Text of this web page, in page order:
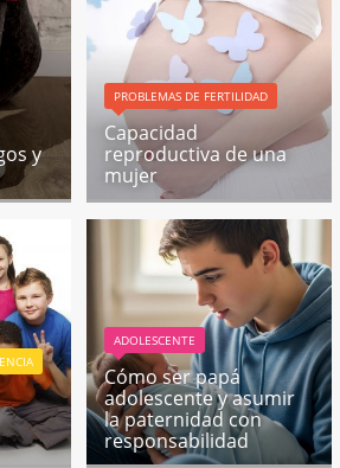
y
PROBLEMAS DE FERTILIDAD
Capacidad
reproductiva de una
mujer
ADOLESCENTE
Cómo ser papá
adolescente y asumir
la paternidad con
responsabilidad